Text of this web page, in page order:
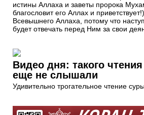
истины Аллаха и заветы пророка
благословит его Аллах и
Всевышнего Аллаха, потому что
будет отвечать перед Ним за свои
Видео дня: такого
еще не слышали
Удивительно трогательное чтение